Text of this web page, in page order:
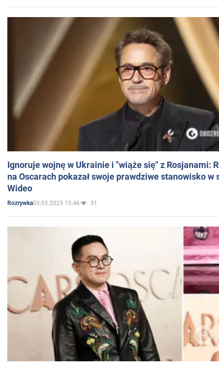
Ignoruje wojnę w Ukrainie i "wiąże się" z Rosjanami:
na Oscarach pokazał swoje prawdziwe stanowisko w
Wideo
Rozrywka03.03.2025 15:46 31